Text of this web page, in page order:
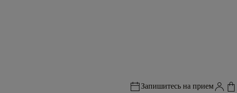
Запишитесь на прием